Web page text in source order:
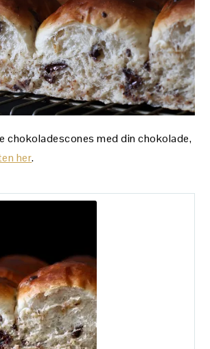
chokoladescones med din chokolade,
her.